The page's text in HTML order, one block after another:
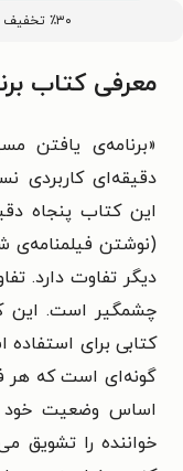
٪۳۰ تخفیف اولین خرید کتاب با کد
معرفی کتاب
دقیقه‌ای کاربردی
این کتاب پنجاه
(نوشتن فیلمنامه‌ی
دیگر تفاوت دارد.
چشمگیر است. این
کتابی برای
گونه‌ای است که هر
اساس وضعیت خود
خواننده را تشویق